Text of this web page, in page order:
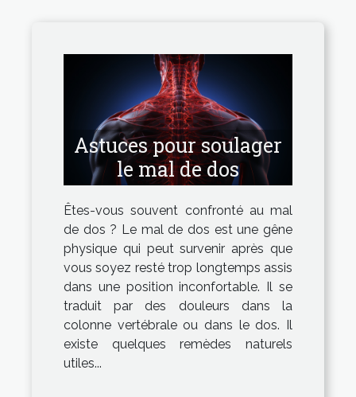
Astuces pour soulager
le mal de dos
Êtes-vous souvent confronté au mal
de dos ? Le mal de dos est une gêne
physique qui peut survenir après que
vous soyez resté trop longtemps assis
dans une position inconfortable. Il se
traduit par des douleurs dans la
colonne vertébrale ou dans le dos. Il
existe quelques remèdes naturels
utiles...